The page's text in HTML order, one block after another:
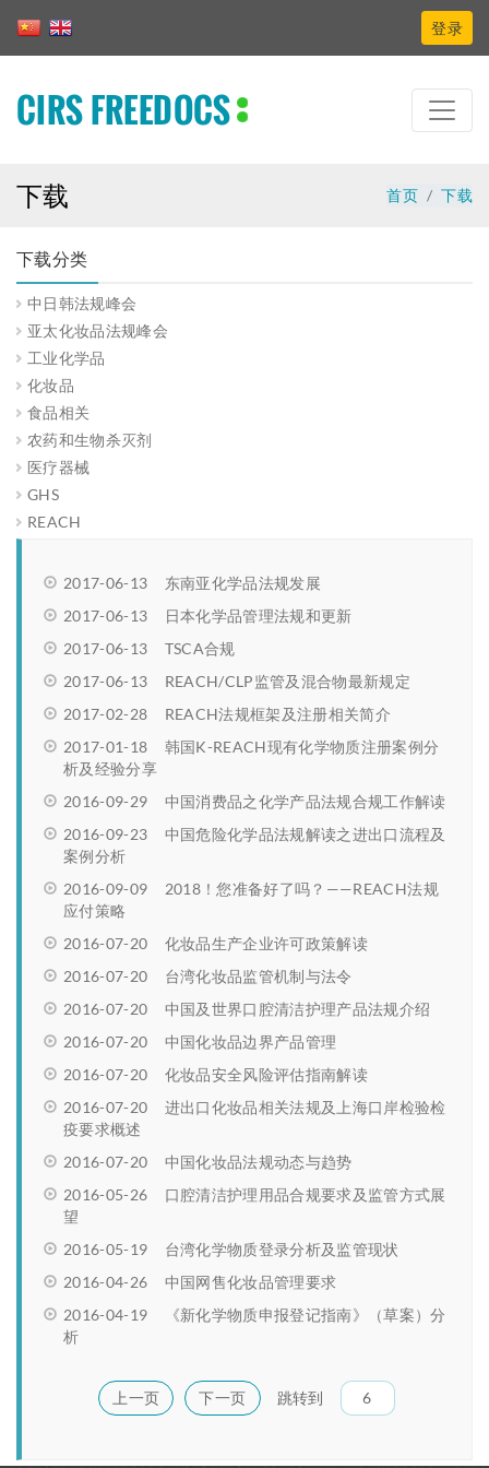
登录
CIRS FREEDOCS
下载 首页 下载
下载分类
中日韩法规峰会
亚太化妆品法规峰会
工业化学品
化妆品
食品相关
农药和生物杀灭剂
医疗器械
GHS
REACH
2017-06-13
东南亚化学品法规发展
2017-06-13
日本化学品管理法规和更新
2017-06-13
TSCA合规
2017-06-13
REACH/CLP监管及混合物最新规定
2017-02-28
REACH法规框架及注册相关简介
2017-01-18
韩国K-REACH现有化学物质注册案例分
析及经验分享
2016-09-29
中国消费品之化学产品法规合规工作解读
2016-09-23
中国危险化学品法规解读之进出口流程及
案例分析
2016-09-09
2018！您准备好了吗？——REACH法规
应付策略
2016-07-20
化妆品生产企业许可政策解读
2016-07-20
台湾化妆品监管机制与法令
2016-07-20
中国及世界口腔清洁护理产品法规介绍
2016-07-20
中国化妆品边界产品管理
2016-07-20
化妆品安全风险评估指南解读
2016-07-20
进出口化妆品相关法规及上海口岸检验检
疫要求概述
2016-07-20
中国化妆品法规动态与趋势
2016-05-26
口腔清洁护理用品合规要求及监管方式展
望
2016-05-19
台湾化学物质登录分析及监管现状
2016-04-26
中国网售化妆品管理要求
2016-04-19
《新化学物质申报登记指南》（草案）分
析
上一页 下一页 跳转到